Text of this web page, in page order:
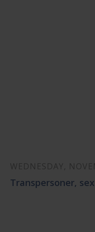
WEDNESDAY,
Transpersoner,